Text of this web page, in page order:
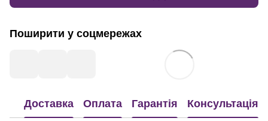
Поширити у соцмережах
Доставка Оплата Гарантія Консультація